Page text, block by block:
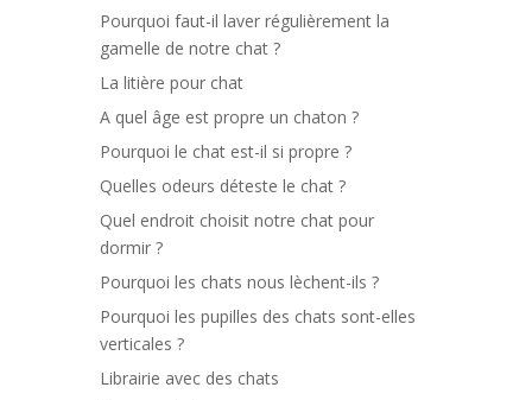
Pourquoi faut-il laver régulièrement la
gamelle de notre chat ?
La litière pour chat
A quel âge est propre un chaton ?
Pourquoi le chat est-il si propre ?
Quelles odeurs déteste le chat ?
Quel endroit choisit notre chat pour
dormir ?
Pourquoi les chats nous lèchent-ils ?
Pourquoi les pupilles des chats sont-elles
verticales ?
Librairie avec des chats